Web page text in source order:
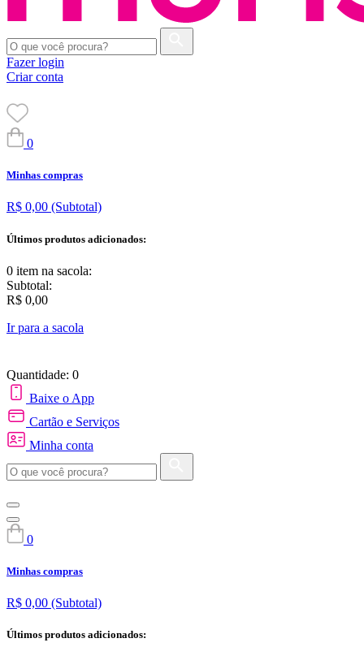
Fazer login
Criar conta
0
Minhas compras
R$ 0,00 (Subtotal)
Últimos produtos adicionados:
0 item na sacola:
Subtotal:
R$ 0,00
Ir para a sacola
Quantidade: 0
Baixe o App
Cartão e Serviços
Minha conta
0
Minhas compras
R$ 0,00 (Subtotal)
Últimos produtos adicionados: